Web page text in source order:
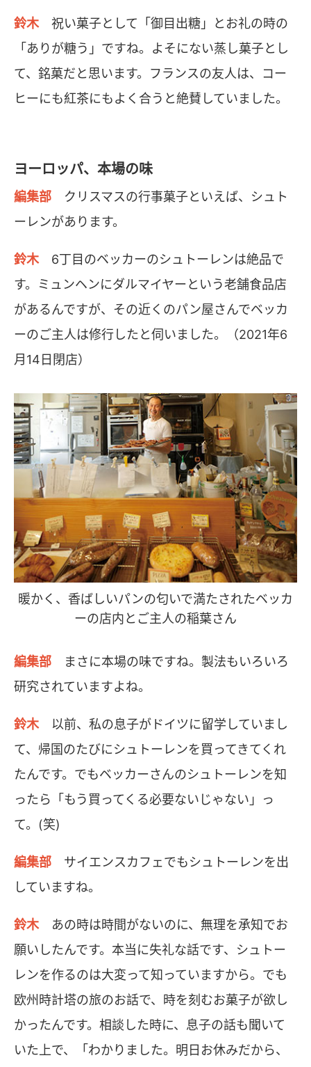
鈴木
祝い菓子として「御目出糖」とお礼の時の
「ありが糖う」ですね。よそにない蒸し菓子とし
て、銘菓だと思います。フランスの友人は、コー
ヒーにも紅茶にもよく合うと絶賛していました。
ヨーロッパ、本場の味
編集部
クリスマスの行事菓子といえば、シュト
ーレンがあります。
鈴木
6丁目のベッカーのシュトーレンは絶品で
す。ミュンヘンにダルマイヤーという老舗食品店
があるんですが、その近くのパン屋さんでベッカ
ーのご主人は修行したと伺いました。（2021年6
月14日閉店）
暖かく、香ばしいパンの匂いで満たされたベッカ
ーの店内とご主人の稲葉さん
編集部
まさに本場の味ですね。製法もいろいろ
研究されていますよね。
鈴木
以前、私の息子がドイツに留学していまし
て、帰国のたびにシュトーレンを買ってきてくれ
たんです。でもベッカーさんのシュトーレンを知
ったら「もう買ってくる必要ないじゃない」っ
て。(笑)
編集部
サイエンスカフェでもシュトーレンを出
していますね。
鈴木
あの時は時間がないのに、無理を承知でお
願いしたんです。本当に失礼な話です、シュトー
レンを作るのは大変って知っていますから。でも
欧州時計塔の旅のお話で、時を刻むお菓子が欲し
かったんです。相談した時に、息子の話も聞いて
いた上で、「わかりました。明日お休みだから、